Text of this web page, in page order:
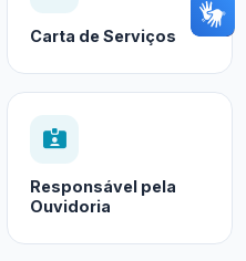
Carta de Serviços
Responsável pela
Ouvidoria